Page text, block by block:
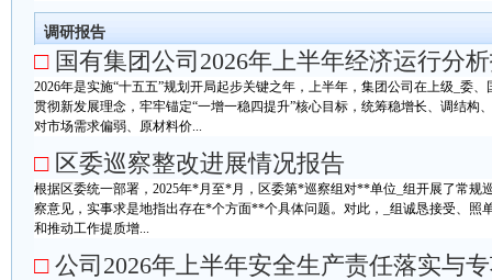
调研报告
□ 国有集团公司2026年上半年经济运行分
2026年是实施“十五五”规划开局起步关键之年，上半年，集团公司在上级_委
贯彻新发展理念，牢牢锚定“一增一稳四提升”核心目标，统筹稳增长、调结构
对市场需求偏弱、原材料价...
□ 区委巡察整改进展情况报告
根据区委统一部署，2025年*月至*月，区委第*巡察组对**单位_组开展了常规
察意见，实事求是地指出存在*个方面**个具体问题。对此，_组诚恳接受、照
和推动工作提质增...
□ 公司2026年上半年安全生产责任落实与